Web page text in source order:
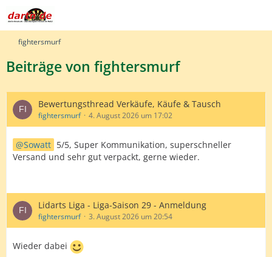
fightersmurf
Beiträge von fightersmurf
Bewertungsthread Verkäufe, Käufe & Tausch
fightersmurf 4. August 2026 um 17:02
Sowatt 5/5, Super Kommunikation, superschneller
Versand und sehr gut verpackt, gerne wieder.
Lidarts Liga - Liga-Saison 29 - Anmeldung
fightersmurf 3. August 2026 um 20:54
Wieder dabei